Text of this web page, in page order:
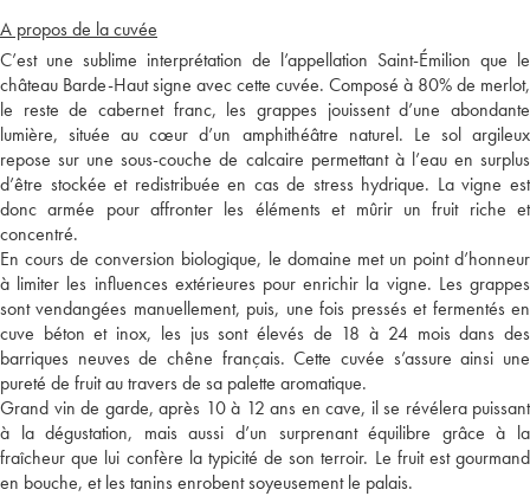
A propos de la cuvée
C’est une sublime interprétation de l’appellation Saint-Émilion que le
château Barde-Haut signe avec cette cuvée. Composé à 80% de merlot,
le reste de cabernet franc, les grappes jouissent d’une abondante
lumière, située au cœur d’un amphithéâtre naturel. Le sol argileux
repose sur une sous-couche de calcaire permettant à l’eau en surplus
d’être stockée et redistribuée en cas de stress hydrique. La vigne est
donc armée pour affronter les éléments et mûrir un fruit riche et
concentré.
En cours de conversion biologique, le domaine met un point d’honneur
à limiter les influences extérieures pour enrichir la vigne. Les grappes
sont vendangées manuellement, puis, une fois pressés et fermentés en
cuve béton et inox, les jus sont élevés de 18 à 24 mois dans des
barriques neuves de chêne français. Cette cuvée s’assure ainsi une
pureté de fruit au travers de sa palette aromatique.
Grand vin de garde, après 10 à 12 ans en cave, il se révélera puissant
à la dégustation, mais aussi d’un surprenant équilibre grâce à la
fraîcheur que lui confère la typicité de son terroir. Le fruit est gourmand
en bouche, et les tanins enrobent soyeusement le palais.